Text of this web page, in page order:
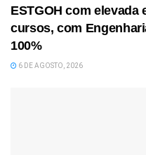
ESTGOH com
cursos, com
100%
6 DE AGOSTO, 2026